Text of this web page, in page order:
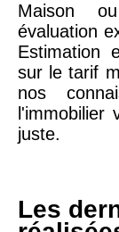
Maison
évaluation
Estimation
sur le tarif
nos
l'immobilier
juste.
Les